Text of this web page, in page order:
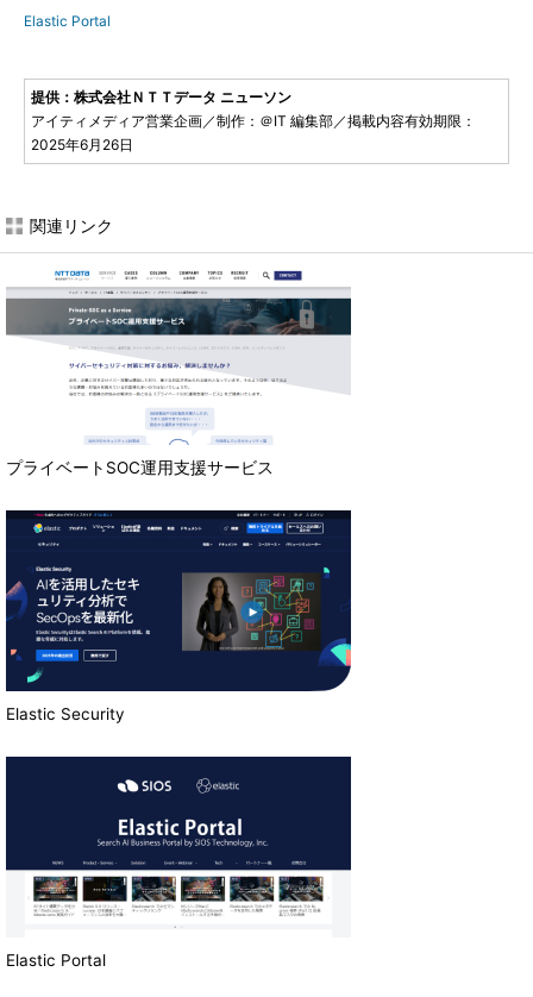
Elastic Portal
提供：株式会社ＮＴＴデータ ニューソン
アイティメディア営業企画／制作：＠IT 編集部／掲載内容有効期限：
2025年6月26日
関連リンク
プライベートSOC運用支援サービス
Elastic Security
Elastic Portal